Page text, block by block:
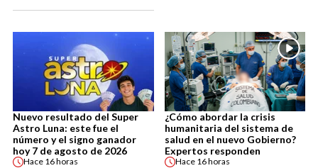
Nuevo resultado del Super
Astro Luna: este fue el
número y el signo ganador
hoy 7 de agosto de 2026
Hace 16 horas
¿Cómo abordar la crisis
humanitaria del sistema de
salud en el nuevo Gobierno?
Expertos responden
Hace 16 horas